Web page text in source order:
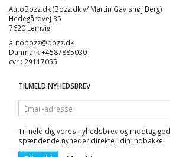
AutoBozz.dk (Bozz.dk v/ Martin Gavlshøj Berg)
Hedegårdvej 35
7620 Lemvig
autobozz@bozz.dk
Danmark +4587885030
cvr : 29117055
TILMELD NYHEDSBREV
Email-
adresse
Tilmeld dig vores nyhedsbrev og modtag
spændende nyheder direkte i din indbakke.